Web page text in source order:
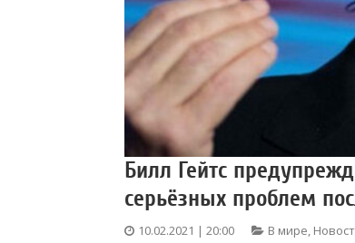
Билл Гейтс
серьёзных проблем
10.02.2021 | 20:00 В мире,